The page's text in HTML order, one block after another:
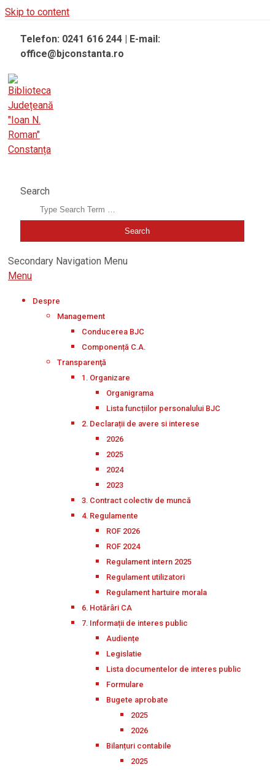
Skip to content
Telefon: 0241 616 244 | E-mail:
office@bjconstanta.ro
Search
Secondary Navigation Menu
Menu
Despre
Management
Conducerea BJC
Componență C.A.
Transparenţă
1. Organizare
Organigrama
Lista funcțiilor personalului BJC
2. Declarații de avere si interese
2026
2025
2024
2023
3. Contract colectiv de muncă
4. Regulamente
ROF 2026
ROF 2024
Regulament intern 2025
Regulament utilizatori
Regulament hartuire morala
6. Hotărâri CA
7. Informații de interes public
Audiențe
Legislatie
Lista documentelor de interes public
Formulare
Bugete aprobate
2025
2026
Bilanțuri contabile
2025